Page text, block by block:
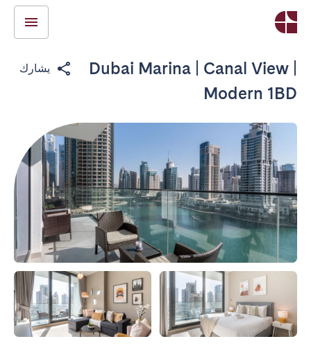
Dubai Marina | Canal View |
Modern 1BD
يشارك